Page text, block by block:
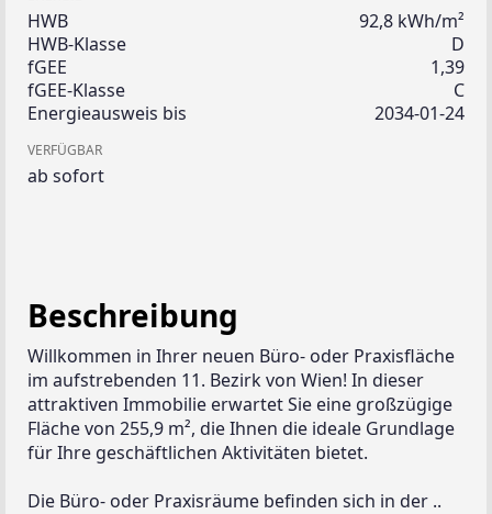
HWB
92,8 kWh/m²
HWB-Klasse
D
fGEE
1,39
fGEE-Klasse
C
Energieausweis bis
2034-01-24
VERFÜGBAR
ab sofort
Beschreibung
Willkommen in Ihrer neuen Büro- oder Praxisfläche
im aufstrebenden 11. Bezirk von Wien! In dieser
attraktiven Immobilie erwartet Sie eine großzügige
Fläche von 255,9 m², die Ihnen die ideale Grundlage
für Ihre geschäftlichen Aktivitäten bietet.
Die Büro- oder Praxisräume befinden sich in der ..